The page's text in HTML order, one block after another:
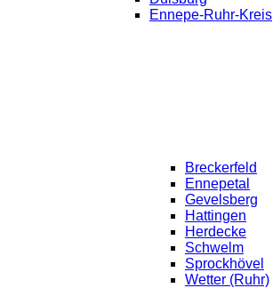
Ennepe-Ruhr-Kreis
Breckerfeld
Ennepetal
Gevelsberg
Hattingen
Herdecke
Schwelm
Sprockhövel
Wetter (Ruhr)